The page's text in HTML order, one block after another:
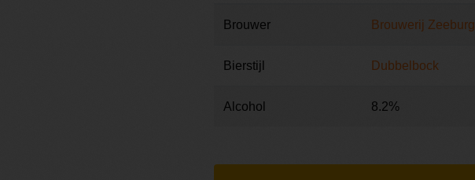
Brouwer Brouwerij Zeeburg
Bierstijl Dubbelbock
Alcohol 8.2%